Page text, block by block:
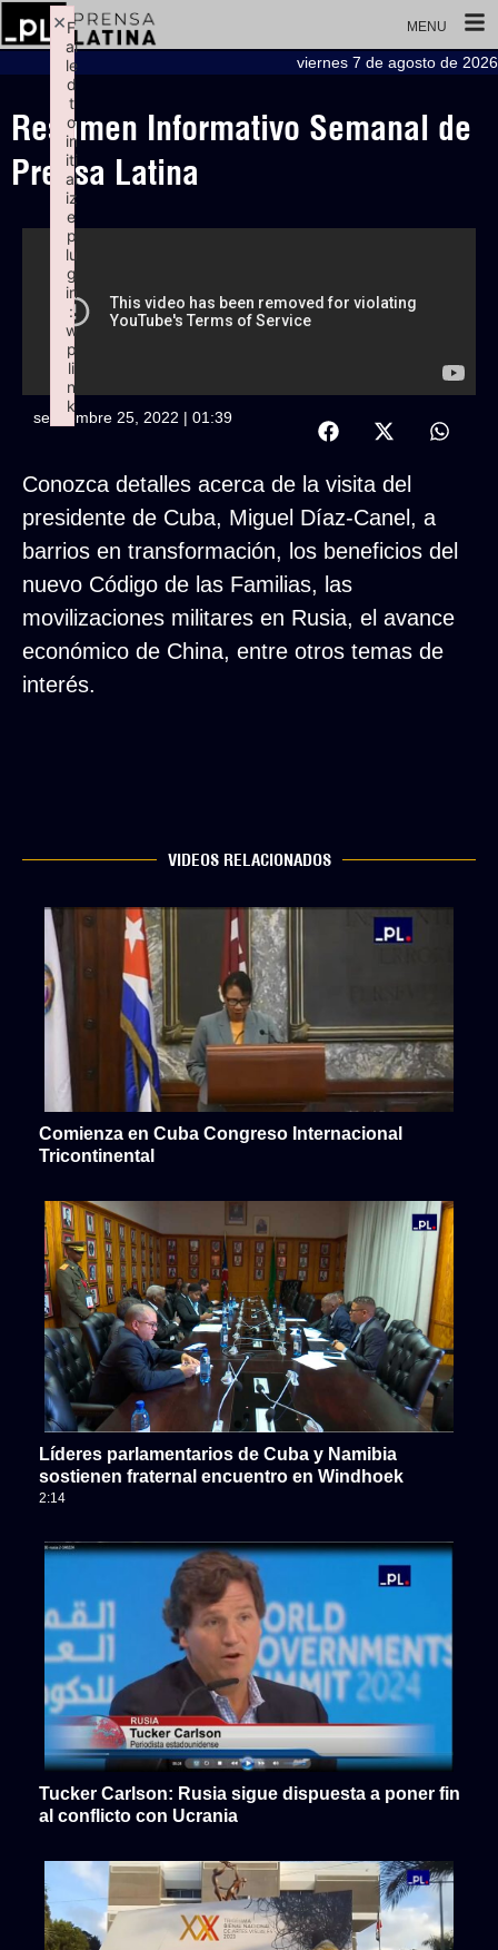
MENU
viernes 7 de agosto de 2026
Resumen Informativo Semanal de
Prensa Latina
septiembre 25, 2022 | 01:39
Conozca detalles acerca de la visita del
presidente de Cuba, Miguel Díaz-Canel, a
barrios en transformación, los beneficios del
nuevo Código de las Familias, las
movilizaciones militares en Rusia, el avance
económico de China, entre otros temas de
interés.
VIDEOS RELACIONADOS
Comienza en Cuba Congreso Internacional
Tricontinental
Líderes parlamentarios de Cuba y Namibia
sostienen fraternal encuentro en Windhoek
2:14
Tucker Carlson: Rusia sigue dispuesta a poner fin
al conflicto con Ucrania
F
ai
le
d
t
o
in
iti
al
iz
e
p
lu
g
in
:
w
p
li
n
k
×
Failed to initialize plugin: wplink